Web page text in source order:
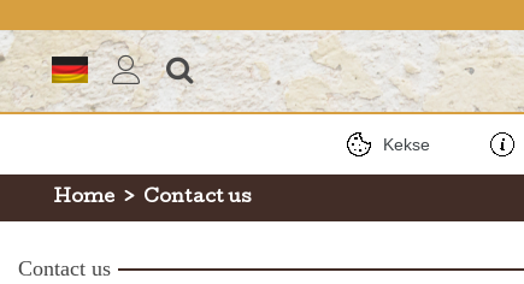
Kekse
Home > Contact us
Contact us